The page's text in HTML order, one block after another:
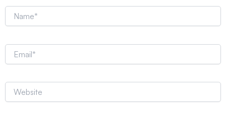
Name*
Email*
Website